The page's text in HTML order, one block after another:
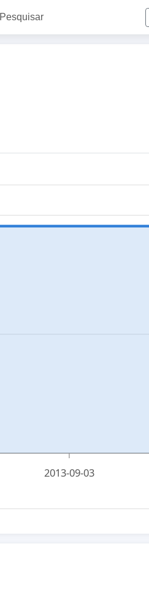
Pesquisar
2013-09-03